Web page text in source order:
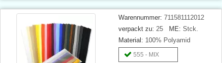
Warennummer: 711581112012
verpackt zu: 25 ME: Stck.
Material: 100% Polyamid
555 - MIX